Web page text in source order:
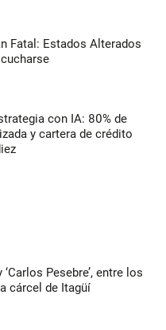
Fatal: Estados Alterados
con IA: 80% de
y cartera de crédito
‘Carlos Pesebre’, entre los
cárcel de Itagüí